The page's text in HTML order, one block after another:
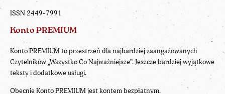
ISSN 2449-7991
Konto PREMIUM
Konto PREMIUM to przestrzeń dla najbardziej zaangażowanych
Czytelników „Wszystko Co Najważniejsze”. Jeszcze bardziej wyjątkowe
teksty i dodatkowe usługi.
Obecnie Konto PREMIUM jest kontem bezpłatnym.